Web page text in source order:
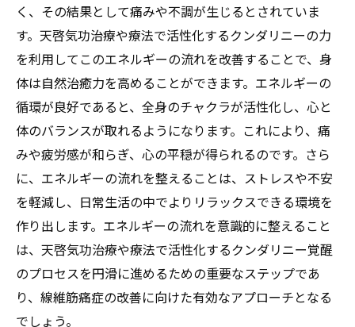
天啓気功治療や療法で活性化するクンダリニー
やチャクラを整えることで得られる心身の調和
と健康
天啓気功治療や療法で活性化するクンダリ
ニーやチャクラバランスの基本技術
ニーとチャクラの相互作用
天啓気功治療や療法で活性化するクンダリ
ニーやチャクラ覚醒で心身の調和がもたら
す健康効果
天啓気功治療や療法で活性化するクンダリ
ニーやチャクラエネルギーの流れを改善す
く、その結果として痛みや不調が生じるとされていま
す。天啓気功治療や療法で活性化するクンダリニーの力
を利用してこのエネルギーの流れを改善することで、身
体は自然治癒力を高めることができます。エネルギーの
循環が良好であると、全身のチャクラが活性化し、心と
体のバランスが取れるようになります。これにより、痛
みや疲労感が和らぎ、心の平穏が得られるのです。さら
に、エネルギーの流れを整えることは、ストレスや不安
を軽減し、日常生活の中でよりリラックスできる環境を
作り出します。エネルギーの流れを意識的に整えること
は、天啓気功治療や療法で活性化するクンダリニー覚醒
のプロセスを円滑に進めるための重要なステップであ
り、線維筋痛症の改善に向けた有効なアプローチとなる
でしょう。